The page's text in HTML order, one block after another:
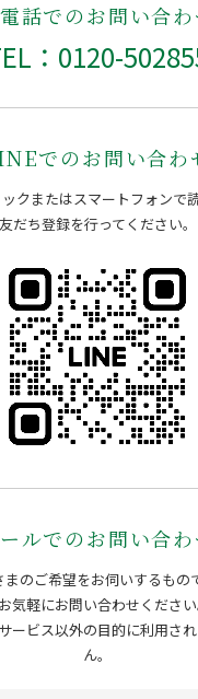
話でのお問い合
：0120-
でのお問い合わ
クまたはスマートフォンで
友だち登録を行ってください。
ルでのお問い合
のご希望をお伺いするもの
気軽にお問い合わせください
ービス以外の目的に利用さ
ん。